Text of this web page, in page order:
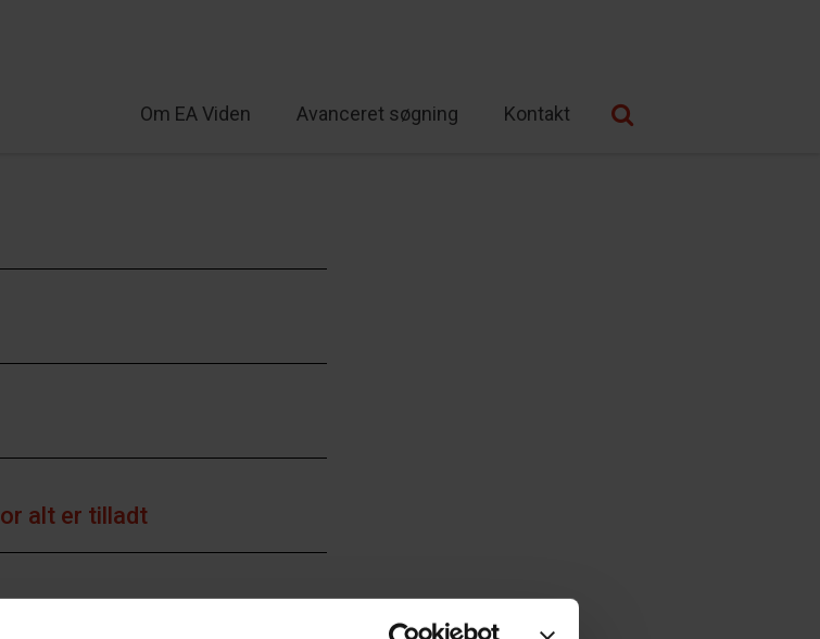
Om EA Viden Avanceret søgning Kontakt
alt er tilladt
Design